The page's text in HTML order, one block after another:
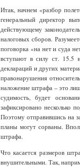
Итак, начнем «разбор
генеральный директор
действующему
налоговых сборов.
поговорка «на нет и суда
вступают в силу ст. 15.5
деклараций и других
правонарушения
наложение штрафа – это
судимость, будет
зафиксировано несколько
Поэтому отправившись на
планы могут сорваны.
штрафа.
Что касается размеров
внушительными. Так,